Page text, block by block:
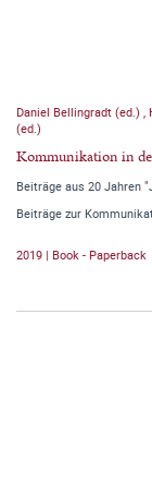
Daniel Bellingradt (ed.)
(ed.)
Kommunikation in
Beiträge aus 20 Jahren
Beiträge zur
2019 | Book - Paperback